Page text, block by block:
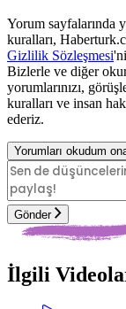
Yorum sayfalarında
kuralları,
Gizlilik Sözleşmesi
Bizlerle ve diğer
yorumlarınızı,
kuralları ve insan
ederiz.
Yorumları okudum
Gönder
İlgili